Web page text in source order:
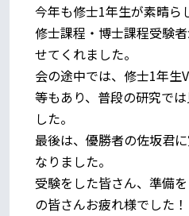
今年も修士1年生が素晴ら
修士課程・博士課程受験
せてくれました。
会の途中では、修士1年生
等もあり、普段の研究で
した。
最後は、優勝者の佐坂君
なりました。
受験をした皆さん、準備
の皆さんお疲れ様でした！